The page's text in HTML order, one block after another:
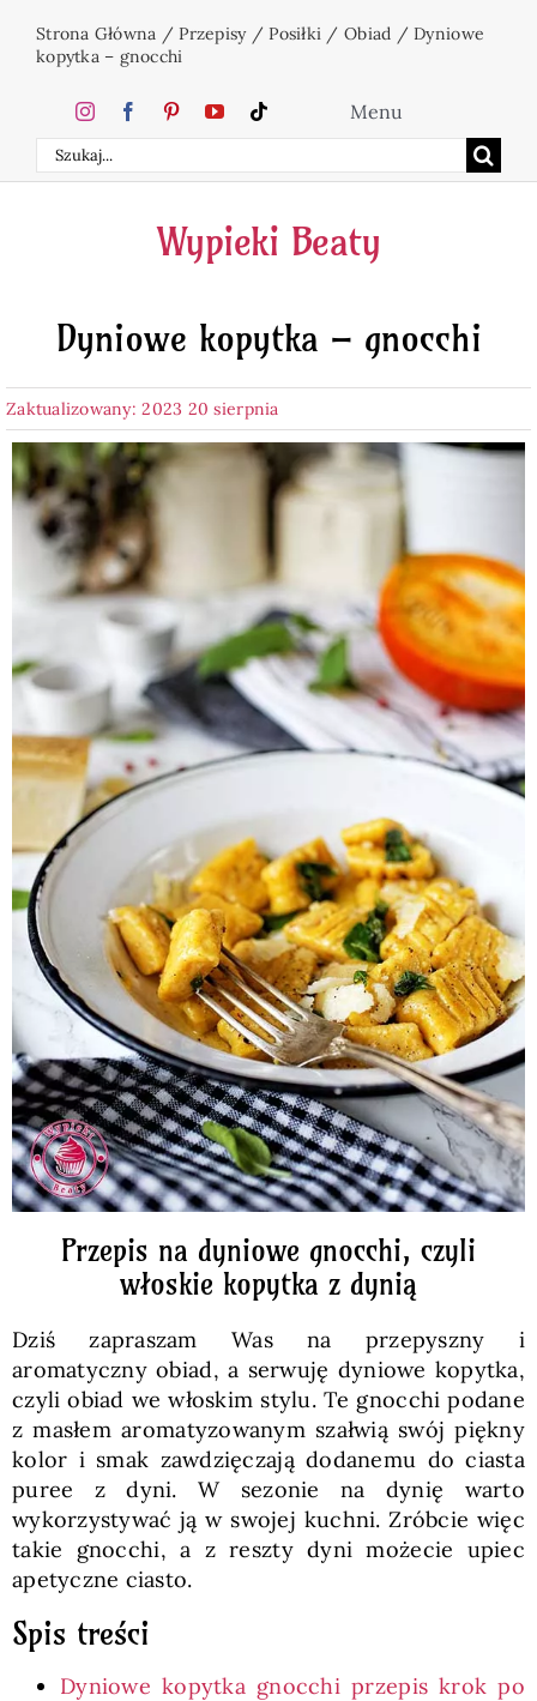
zawartości
Strona Główna /Przepisy/Posiłki / Obiad /Dyniowe
kopytka – gnocchi
Szukaj
Menu
Home
Ciasta
Desery
Napoje
Pieczywo
Przetwory
Posiłki
Kuchnie świata
SKLEP
Polski
Wypieki Beaty
Dyniowe kopytka – gnocchi
Zaktualizowany: 2023 20 sierpnia
Przepis na dyniowe gnocchi, czyli
włoskie kopytka z dynią
Dziś zapraszam Was na przepyszny i
aromatyczny obiad, a serwuję dyniowe kopytka,
czyli obiad we włoskim stylu. Te gnocchi podane
z masłem aromatyzowanym szałwią swój piękny
kolor i smak zawdzięczają dodanemu do ciasta
puree z dyni. W sezonie na dynię warto
wykorzystywać ją w swojej kuchni. Zróbcie więc
takie gnocchi, a z reszty dyni możecie upiec
apetyczne ciasto.
Spis treści
Dyniowe kopytka gnocchi przepis krok po